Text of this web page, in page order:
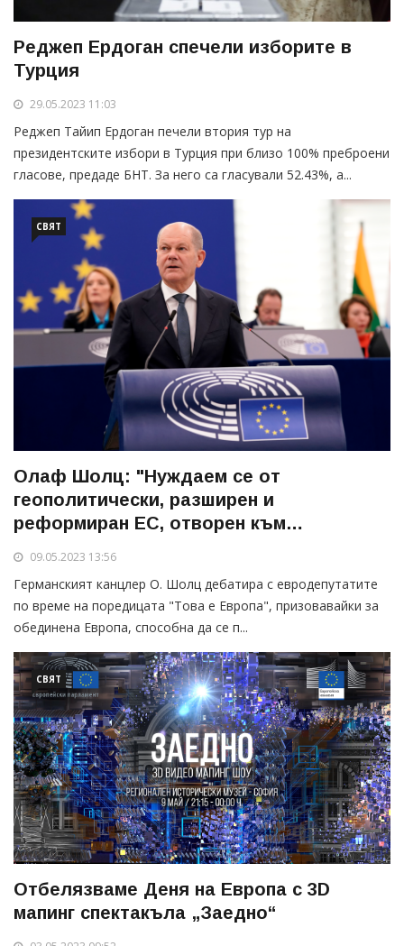
Реджеп Ердоган спечели изборите в
Турция
29.05.2023 11:03
Реджеп Тайип Ердоган печели втория тур на
президентските избори в Турция при близо 100% преброени
гласове, предаде БНТ. За него са гласували 52.43%, а...
СВЯТ
Олаф Шолц: "Нуждаем се от
геополитически, разширен и
реформиран ЕС, отворен към
09.05.2023 13:56
Германският канцлер O. Шолц дебатира с евродепутатите
по време на поредицата "Това е Европа", призовавайки за
обединена Европа, способна да се п...
СВЯТ
Отбелязваме Деня на Европа с 3D
мапинг спектакъла „Заедно“